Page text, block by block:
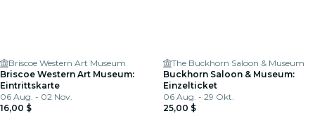
Briscoe Western Art Museum
Briscoe Western Art Museum:
Eintrittskarte
06 Aug. - 02 Nov.
16,00 $
The Buckhorn Saloon & Museum
Buckhorn Saloon & Museum:
Einzelticket
06 Aug. - 29 Okt.
25,00 $